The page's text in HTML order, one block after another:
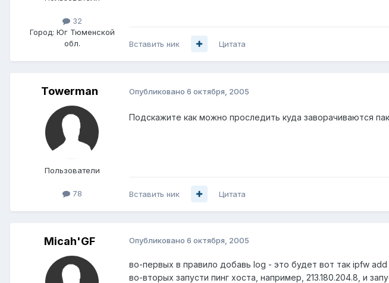
32
Город: Юг Тюменской
обл.
Вставить ник Цитата
Towerman
Пользователи
78
Опубликовано 6 октября, 2005
Подскажите как можно проследить куда заворачиваются
Вставить ник Цитата
Micah'GF Опубликовано 6 октября, 2005
во-первых в правило добавь log - это будет вот так ipfw
во-вторых запусти пинг хоста, например, 213.180.204.8, и